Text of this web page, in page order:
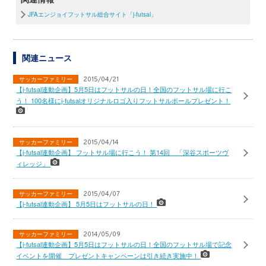
JFAエンジョイフットサル総合サイト「j-futsal」
関連ニュース
サッカーファミリー 2015/04/21
【j-futsal連動企画】5月5日はフットサルの日！全国のフットサル場に行こ
う！ 100名様にj-futsalオリジナルロゴ入りフットサルボールプレゼント！
サッカーファミリー 2015/04/14
【j-futsal連動企画】 フットサル場に行こう！ 第14回 「深谷スポーツヴ
ィレッジ」
サッカーファミリー 2015/04/07
【j-futsal連動企画】 5月5日はフットサルの日！
サッカーファミリー 2014/05/09
【j-futsal連動企画】5月5日はフットサルの日！全国のフットサル場で記念
イベントを開催 プレゼントキャンペーンは引き続き実施中！